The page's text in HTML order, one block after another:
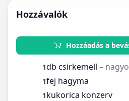
Hozzávalók
Hozzáadás a
1db csirkemell –
1fej hagyma
1kukorica konzerv